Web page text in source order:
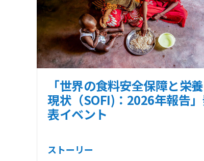
「世界の食料安全保障と栄
現状（SOFI)：2026年報告
表イベント
ストーリー